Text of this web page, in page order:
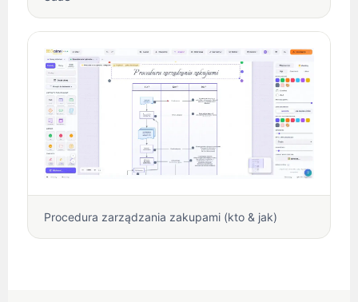
Procedura zarządzania zakupami (kto & jak)